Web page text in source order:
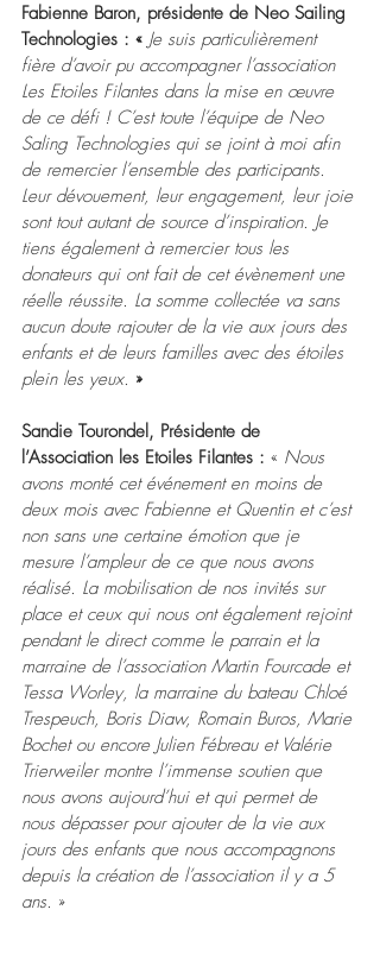
Fabienne Baron, présidente de Neo Sailing
Technologies : « Je suis particulièrement
fière d’avoir pu accompagner l’association
Les Etoiles Filantes dans la mise en œuvre
de ce défi ! C’est toute l’équipe de Neo
Saling Technologies qui se joint à moi afin
de remercier l’ensemble des participants.
Leur dévouement, leur engagement, leur joie
sont tout autant de source d’inspiration. Je
tiens également à remercier tous les
donateurs qui ont fait de cet évènement une
réelle réussite. La somme collectée va sans
aucun doute rajouter de la vie aux jours des
enfants et de leurs familles avec des étoiles
plein les yeux. »
Sandie Tourondel, Présidente de
l’Association les Etoiles Filantes : « Nous
avons monté cet événement en moins de
deux mois avec Fabienne et Quentin et c’est
non sans une certaine émotion que je
mesure l’ampleur de ce que nous avons
réalisé. La mobilisation de nos invités sur
place et ceux qui nous ont également rejoint
pendant le direct comme le parrain et la
marraine de l’association Martin Fourcade et
Tessa Worley, la marraine du bateau Chloé
Trespeuch, Boris Diaw, Romain Buros, Marie
Bochet ou encore Julien Fébreau et Valérie
Trierweiler montre l’immense soutien que
nous avons aujourd’hui et qui permet de
nous dépasser pour ajouter de la vie aux
jours des enfants que nous accompagnons
depuis la création de l’association il y a 5
ans. »